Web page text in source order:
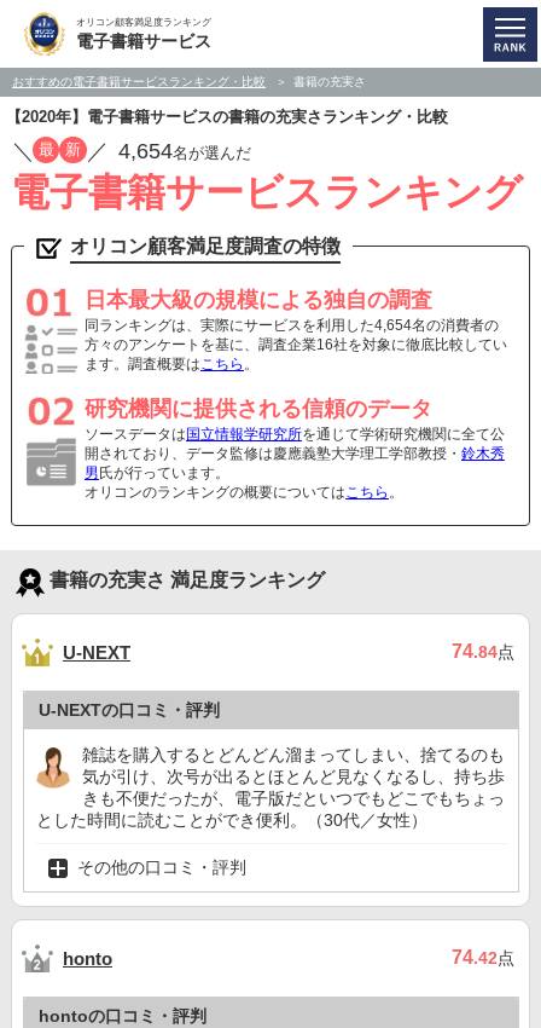
オリコン顧客満足度ランキング
電子書籍サービス
おすすめの電子書籍サービスランキング・比較 書籍の充実さ
【2020年】電子書籍サービスの書籍の充実さランキング・比較
／ 最 新 ／ 4,654名が選んだ
電子書籍サービスランキング
オリコン顧客満足度調査の特徴
日本最大級の規模による独自の調査
同ランキングは、実際にサービスを利用した4,654名の消費者の
方々のアンケートを基に、調査企業16社を対象に徹底比較してい
ます。調査概要はこちら 。
研究機関に提供される信頼のデータ
ソースデータは 国立情報学研究所を通じて学術研究機関に全て公
開されており、データ監修は慶應義塾大学理工学部教授・ 鈴木秀
男 氏が行っています。
オリコンのランキングの概要についてはこちら 。
書籍の充実さ 満足度ランキング
U-NEXT 74.84点
U-NEXTの口コミ・評判
雑誌を購入するとどんどん溜まってしまい、捨てるのも
気が引け、次号が出るとほとんど見なくなるし、持ち歩
きも不便だったが、電子版だといつでもどこでもちょっ
とした時間に読むことができ便利。（30代／女性）
その他の口コミ・評判
honto 74.42点
hontoの口コミ・評判